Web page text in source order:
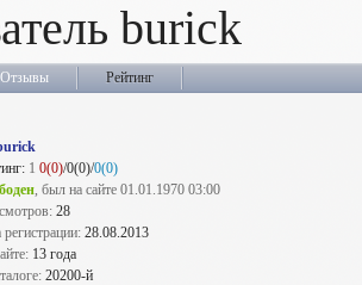
burick
Отзывы Рейтинг
1 0(0)/0(0)/0(0)
, был на сайте 01.01.1970 03:00
28
регистрации: 28.08.2013
13 года
20200-й